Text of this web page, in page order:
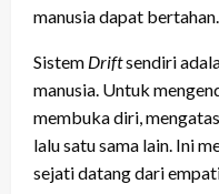
manusia dapat bertahan.
Sistem Driftsendiri
manusia. Untuk
membuka diri,
lalu satu sama lain. Ini
sejati datang dari